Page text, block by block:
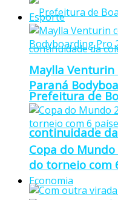
Prefeitura de
continuidade
Economia
Esporte
Maylla
Paraná
Copa do
do torneio com